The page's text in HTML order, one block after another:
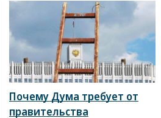
Почему Дума требует от
правительства